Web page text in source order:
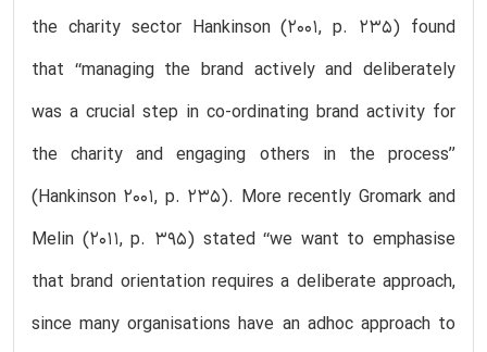
the charity sector Hankinson (2001, p. 235) found
that ‘‘managing the brand actively and deliberately
was a crucial step in co-ordinating brand activity for
the charity and engaging others in the process’’
(Hankinson 2001, p. 235). More recently Gromark and
Melin (2011, p. 395) stated ‘‘we want to emphasise
that brand orientation requires a deliberate approach,
since many organisations have an adhoc approach to